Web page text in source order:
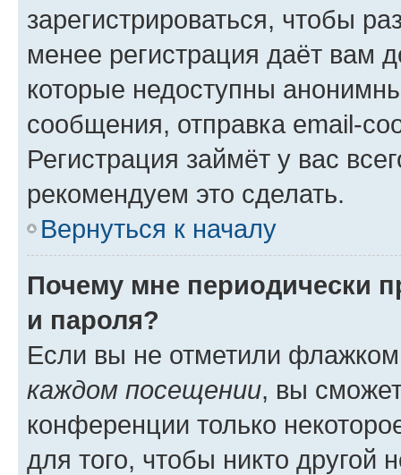
зарегистрироваться, чтобы
менее регистрация даёт вам
которые недоступны
сообщения, отправка email-
Регистрация займёт у вас
рекомендуем это сделать.
Вернуться к началу
Почему мне периодически
и пароля?
Если вы не отметили
каждом посещении, вы
конференции только
для того, чтобы никто другой